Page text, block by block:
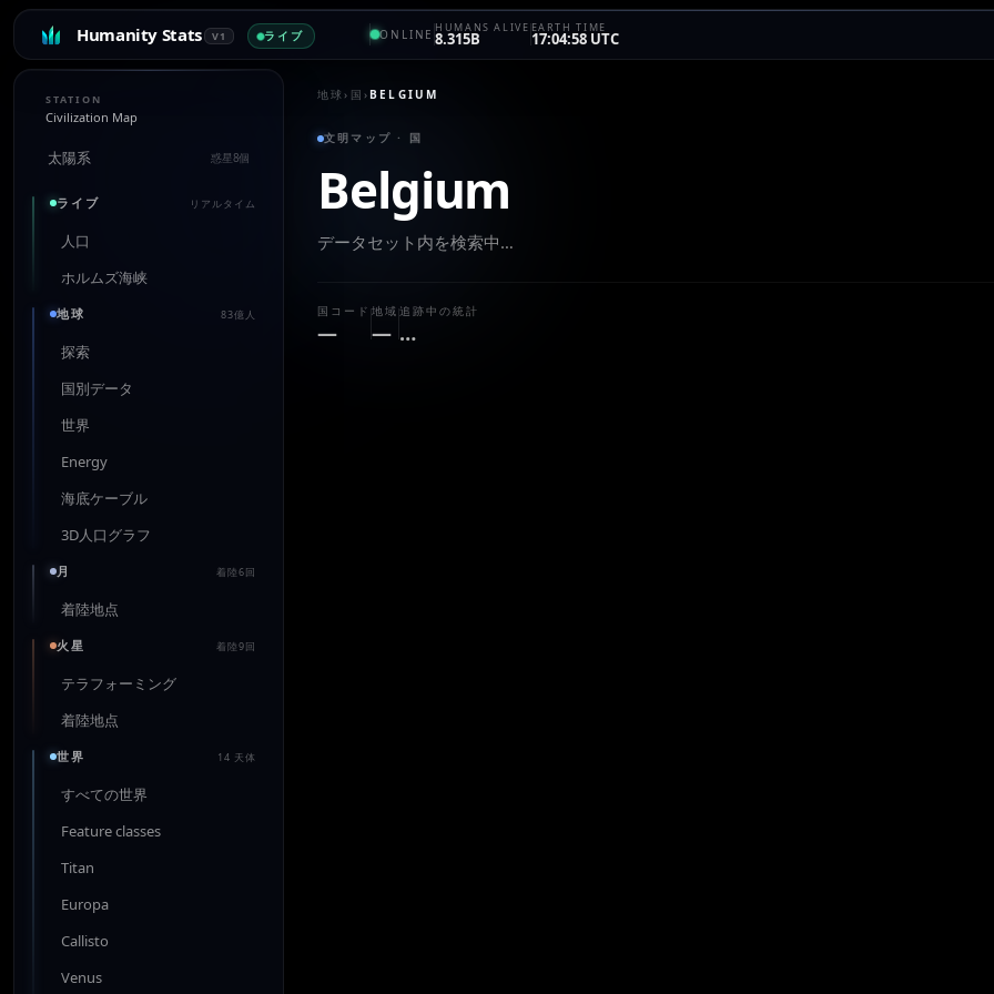
Humanity Stats V1 ライブ ONLINE HUMANS ALIVE
8.315B
EARTH TIME
17:04:58 UTC
STATION
Civilization Map
太陽系 惑星8個
ライブ リアルタイム
人口
ホルムズ海峡
地球 83億人
探索
国別データ
世界
Energy
海底ケーブル
3D人口グラフ
月 着陸6回
着陸地点
火星 着陸9回
テラフォーミング
着陸地点
世界 14 天体
すべての世界
Feature classes
Titan
Europa
Callisto
Venus
地球› 国 ›BELGIUM
文明マップ · 国
Belgium
データセット内を検索中…
国コード
—
地域
—
追跡中の統計
…